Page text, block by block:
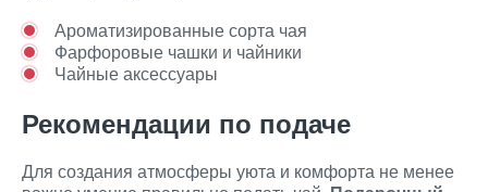
Ароматизированные сорта чая
Фарфоровые чашки и чайники
Чайные аксессуары
Рекомендации по подаче
Для создания атмосферы уюта и комфорта не менее